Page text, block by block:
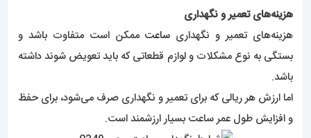
هزینه‌های تعمیر و نگهداری
هزینه‌های تعمیر و نگهداری ساعت ممکن است متفاوت باشد و
بستگی به نوع مشکلات و لوازم قطعاتی که باید تعویض شوند داشته
باشد.
اما ارزش هر ریالی که برای تعمیر و نگهداری صرف می‌شود، برای حفظ
و افزایش طول عمر ساعت بسیار ارزشمند است.